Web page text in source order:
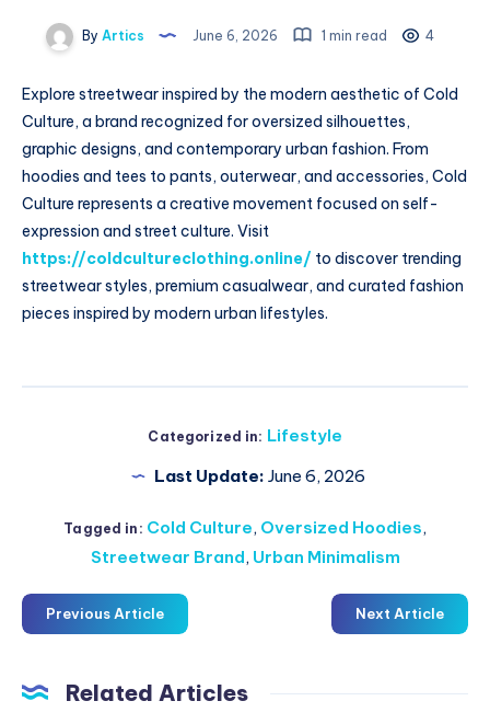
By Artics June 6, 2026 1 min read 4
Explore streetwear inspired by the modern aesthetic of Cold
Culture, a brand recognized for oversized silhouettes,
graphic designs, and contemporary urban fashion. From
hoodies and tees to pants, outerwear, and accessories, Cold
Culture represents a creative movement focused on self-
expression and street culture. Visit
https://coldcultureclothing.online/ to discover trending
streetwear styles, premium casualwear, and curated fashion
pieces inspired by modern urban lifestyles.
Categorized in: Lifestyle
Last Update: June 6, 2026
Tagged in: Cold Culture, Oversized Hoodies,
Streetwear Brand, Urban Minimalism
Previous Article Next Article
Related Articles